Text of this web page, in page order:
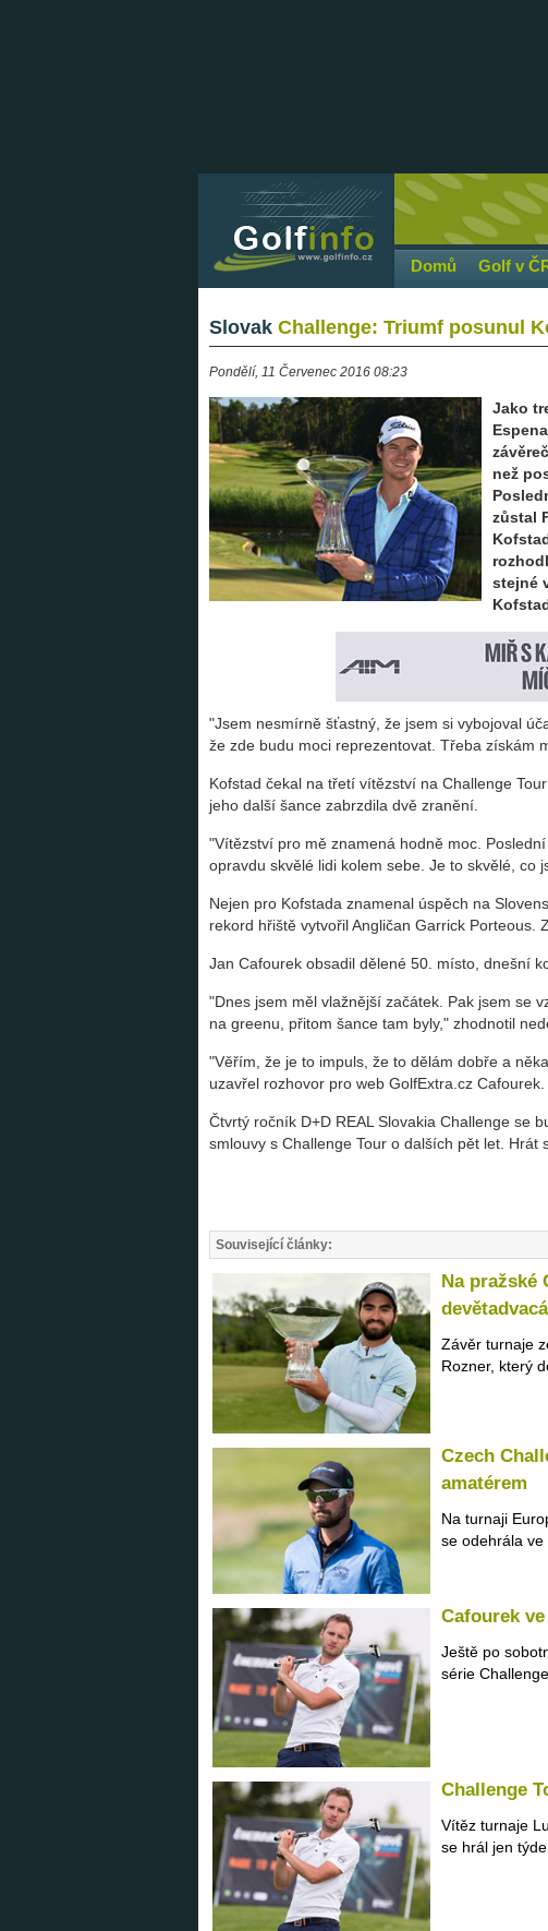
Domů Golf v
Slovak Challenge: Triumf posunul
Pondělí, 11 Červenec 2016 08:23
Jako
než
zůstal
stejné
"Jsem nesmírně šťastný, že jsem si vybojoval
že zde budu moci reprezentovat. Třeba získám
Kofstad čekal na třetí vítězství na Challenge
jeho další šance zabrzdila dvě zranění.
"Vítězství pro mě znamená hodně moc.
opravdu skvělé lidi kolem sebe. Je to skvělé, co
Nejen pro Kofstada znamenal úspěch na
rekord hřiště vytvořil Angličan Garrick Porteous.
Jan Cafourek obsadil dělené 50. místo, dnešní
"Dnes jsem měl vlažnější začátek. Pak jsem se
na greenu, přitom šance tam byly," zhodnotil
"Věřím, že je to impuls, že to dělám dobře a
uzavřel rozhovor pro web GolfExtra.cz Cafourek.
Čtvrtý ročník D+D REAL Slovakia Challenge se
smlouvy s Challenge Tour o dalších pět let. Hrát
Související články:
Na pražské
Závěr turnaje
Rozner, který
Czech
amatérem
Na turnaji
se odehrála ve
Cafourek
Ještě po
série
Challenge
Vítěz turnaje
se hrál jen